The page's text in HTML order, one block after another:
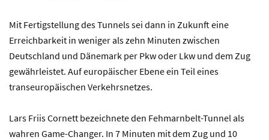
Mit Fertigstellung des Tunnels sei dann in Zukunft eine
Erreichbarkeit in weniger als zehn Minuten zwischen
Deutschland und Dänemark per Pkw oder Lkw und dem Zug
gewährleistet. Auf europäischer Ebene ein Teil eines
transeuropäischen Verkehrsnetzes.
Lars Friis Cornett bezeichnete den Fehmarnbelt-Tunnel als
wahren Game-Changer. In 7 Minuten mit dem Zug und 10